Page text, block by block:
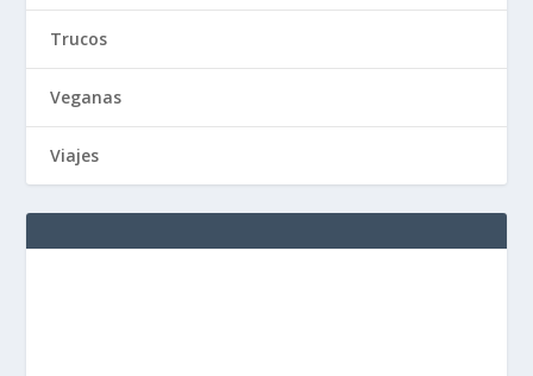
Trucos
Veganas
Viajes